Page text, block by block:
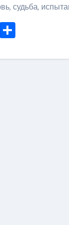
судьба,
Telegram